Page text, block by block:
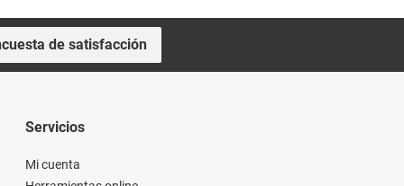
de satisfacción
Servicios
Mi cuenta